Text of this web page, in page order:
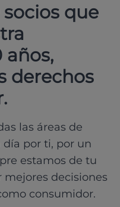
socios que
años,
derechos
las áreas de
por ti, por un
estamos de tu
decisiones
consumidor.